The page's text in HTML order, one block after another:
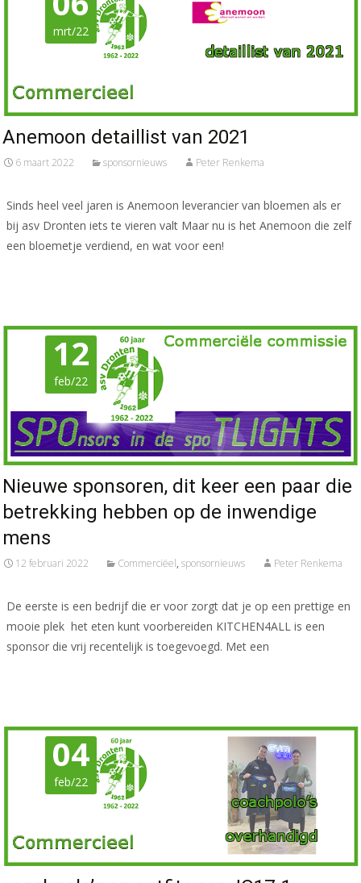
mrt/22
Anemoon detaillist van 2021
6 maart 2022 sponsornieuws Peter Renkema
Sinds heel veel jaren is Anemoon leverancier van bloemen als er
bij asv Dronten iets te vieren valt Maar nu is het Anemoon die zelf
een bloemetje verdiend, en wat voor een!
12
feb/22
Nieuwe sponsoren, dit keer een paar die
betrekking hebben op de inwendige
mens
12 februari 2022 Commerciëel, sponsornieuws Peter Renkema
De eerste is een bedrijf die er voor zorgt dat je op een prettige en
mooie plek het eten kunt voorbereiden KITCHEN4ALL is een
sponsor die vrij recentelijk is toegevoegd. Met een
04
feb/22